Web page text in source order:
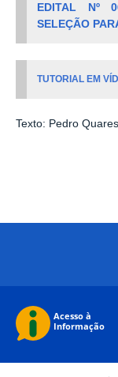
EDITAL Nº
SELEÇÃO
TUTORIAL EM
Texto: Pedro